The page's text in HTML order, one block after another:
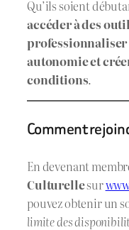
Qu’ils soient
accéder à des
autonomie et
conditions.
Comment
En devenant
Culturellesur
pouvez obtenir un
limite des